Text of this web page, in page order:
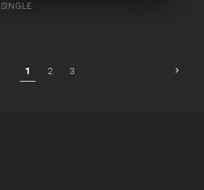
SINGLE
1 2 3